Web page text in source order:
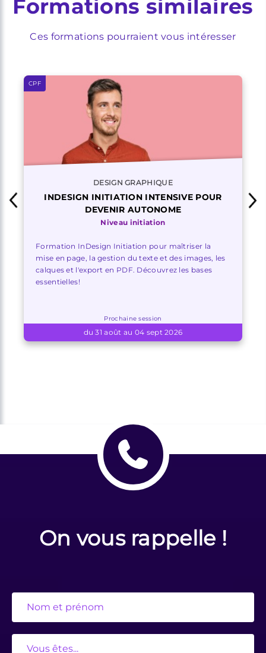
Formations similaires
Ces formations pourraient vous intéresser
CPF
DESIGN GRAPHIQUE
INDESIGN INITIATION INTENSIVE POUR
DEVENIR AUTONOME
Niveau initiation
Formation InDesign Initiation pour maîtriser la
mise en page, la gestion du texte et des images, les
calques et l'export en PDF. Découvrez les bases
essentielles!
Prochaine session
du 31 août au 04 sept 2026
On vous rappelle !